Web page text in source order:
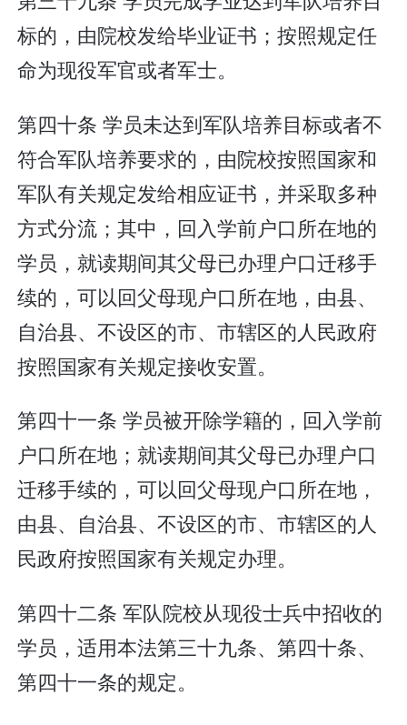
标的，由院校发给毕业证书；按照规定任
命为现役军官或者军士。
第四十条 学员未达到军队培养目标或者不
符合军队培养要求的，由院校按照国家和
军队有关规定发给相应证书，并采取多种
方式分流；其中，回入学前户口所在地的
学员，就读期间其父母已办理户口迁移手
续的，可以回父母现户口所在地，由县、
自治县、不设区的市、市辖区的人民政府
按照国家有关规定接收安置。
第四十一条 学员被开除学籍的，回入学前
户口所在地；就读期间其父母已办理户口
迁移手续的，可以回父母现户口所在地，
由县、自治县、不设区的市、市辖区的人
民政府按照国家有关规定办理。
第四十二条 军队院校从现役士兵中招收的
学员，适用本法第三十九条、第四十条、
第四十一条的规定。